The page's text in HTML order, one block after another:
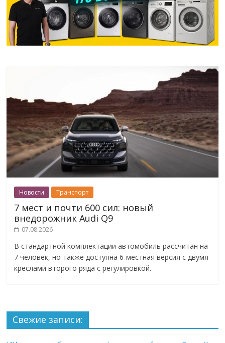
Новости Транспорт
7 мест и почти 600 сил: новый
внедорожник Audi Q9
07.08.2026
В стандартной комплектации автомобиль рассчитан на
7 человек, но также доступна 6-местная версия с двумя
креслами второго ряда с регулировкой.
Свежие записи: